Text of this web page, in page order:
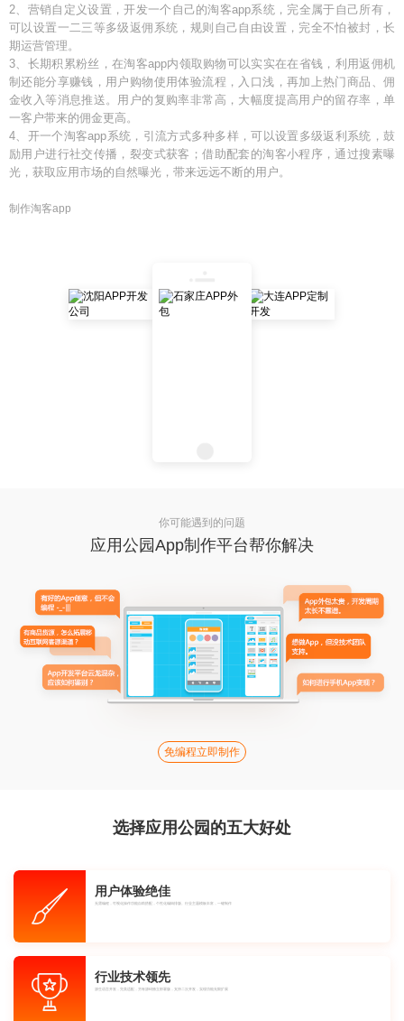
2、营销自定义设置，开发一个自己的淘客app系统，完全属于自己所有，
可以设置一二三等多级返佣系统，规则自己自由设置，完全不怕被封，长
期运营管理。
3、长期积累粉丝，在淘客app内领取购物可以实实在在省钱，利用返佣机
制还能分享赚钱，用户购物使用体验流程，入口浅，再加上热门商品、佣
金收入等消息推送。用户的复购率非常高，大幅度提高用户的留存率，单
一客户带来的佣金更高。
4、开一个淘客app系统，引流方式多种多样，可以设置多级返利系统，鼓
励用户进行社交传播，裂变式获客；借助配套的淘客小程序，通过搜素曝
光，获取应用市场的自然曝光，带来远远不断的用户。
制作淘客app
你可能遇到的问题
应用公园App制作平台帮你解决
免编程立即制作
选择应用公园的五大好处
用户体验绝佳
无需编程，可视化操作功能自助搭配，个性化编辑排版。行业主题模板丰富，一键制作
行业技术领先
源生语言开发，完美适配，另有源码独立部署版，支持二次开发，实现功能无限扩展